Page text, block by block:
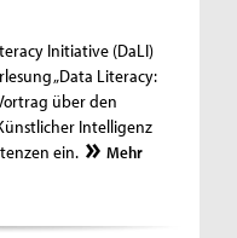
Initiative (DaLI)
„Data Literacy:
über den
Intelligenz
ein.
Mehr